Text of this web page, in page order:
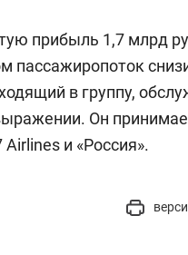
прибыль 1,7 млрд
пассажиропоток
в группу,
Он
и «Россия».